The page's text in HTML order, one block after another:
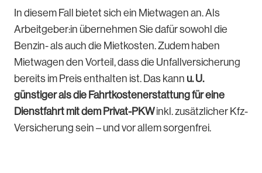
In diesem Fall bietet sich ein Mietwagen an. Als
Arbeitgeber:in übernehmen Sie dafür sowohl die
Benzin- als auch die Mietkosten. Zudem haben
Mietwagen den Vorteil, dass die Unfallversicherung
bereits im Preis enthalten ist. Das kann u. U.
günstiger als die Fahrtkostenerstattung für eine
Dienstfahrt mit dem Privat-PKWinkl. zusätzlicher Kfz-
Versicherung sein – und vor allem sorgenfrei.